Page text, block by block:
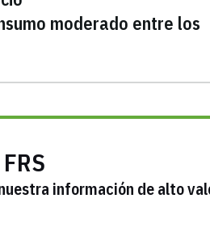
moderado entre los
información de alto